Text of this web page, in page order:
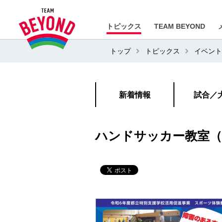
トピックス TEAM BEYOND
トップ トピックス イベント
新着情報 試合／
ハンドサッカー教室